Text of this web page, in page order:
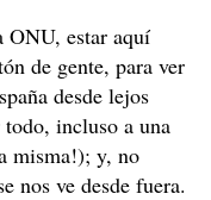
ONU, estar aquí
de gente, para ver
desde lejos
incluso a una
misma!); y, no
nos ve desde fuera.